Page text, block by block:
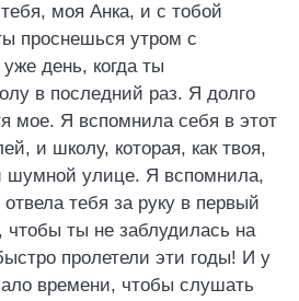
моя Анка, и с тобой
проснешься утром с
день, когда ты
в последний раз. Я долго
мое. Я вспомнила себя в этот
и школу, которая, как твоя,
шумной улице. Я вспомнила,
отвела тебя за руку в первый
чтобы ты не заблудилась на
пролетели эти годы! И у
времени, чтобы слушать